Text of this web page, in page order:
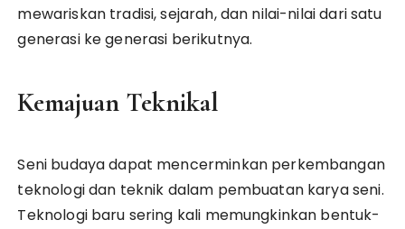
mewariskan tradisi, sejarah, dan nilai-nilai dari satu
generasi ke generasi berikutnya.
Kemajuan Teknikal
Seni budaya dapat mencerminkan perkembangan
teknologi dan teknik dalam pembuatan karya seni.
Teknologi baru sering kali memungkinkan bentuk-